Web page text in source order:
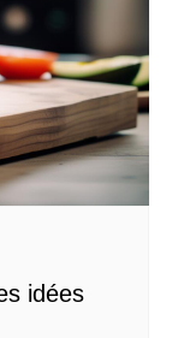
idées